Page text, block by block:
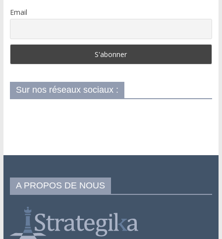
Email
Sur nos réseaux sociaux :
A PROPOS DE NOUS